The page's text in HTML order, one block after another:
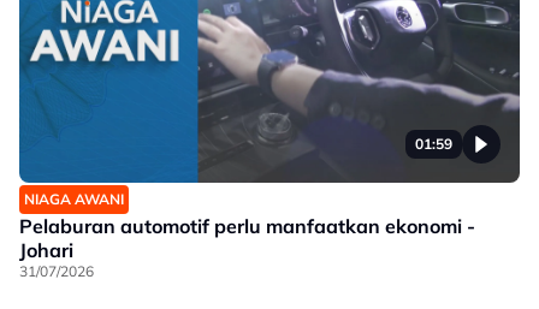
01:59
NIAGA AWANI
Pelaburan automotif perlu manfaatkan ekonomi -
Johari
31/07/2026